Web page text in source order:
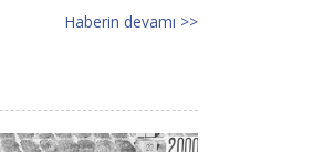
Haberin devamı >>